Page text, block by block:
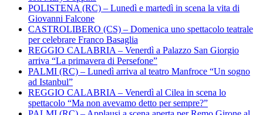
POLISTENA (RC) – Lunedì e martedì in scena la vita di
Giovanni Falcone
CASTROLIBERO (CS) – Domenica uno spettacolo teatrale
per celebrare Franco Basaglia
REGGIO CALABRIA – Venerdì a Palazzo San Giorgio
arriva “La primavera di Persefone”
PALMI (RC) – Lunedì arriva al teatro Manfroce “Un sogno
ad Istanbul”
REGGIO CALABRIA – Venerdì al Cilea in scena lo
spettacolo “Ma non avevamo detto per sempre?”